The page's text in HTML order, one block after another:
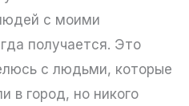
с моими
получается. Это
с людьми, которые
в город, но никого